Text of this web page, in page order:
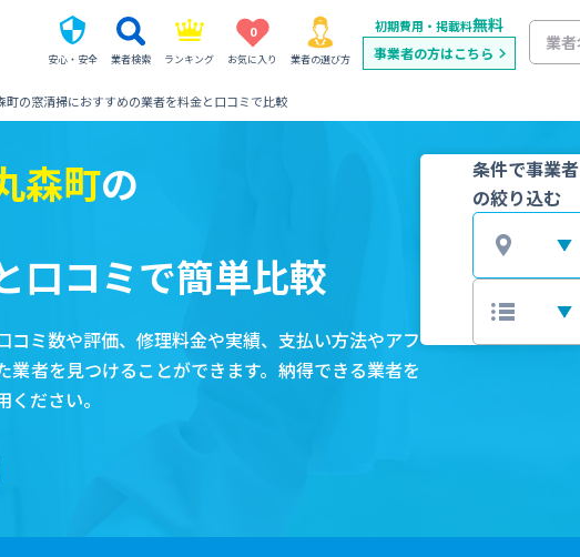
安心・安全 業者検索 ランキング
0
お気に入り 業者の選び方
初期費用・掲載料無料
事業者の方はこちら
町の窓清掃におすすめの業者を料金と口コミで比較
森町の
口コミで簡単比較
ミ数や評価、修理料金や実績、支払い方法やアフ
者を見つけることができます。納得できる業者を
ださい。
条件で事業者
の絞り込む